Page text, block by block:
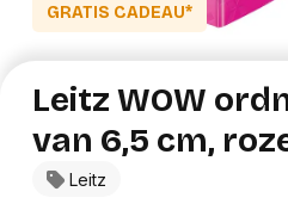
GRATIS CADEAU*
Leitz
Leitz WOW
van 6,5 cm,